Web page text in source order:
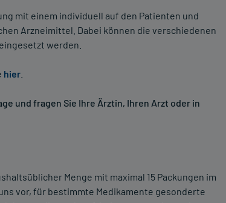
mit einem individuell auf den Patienten und
Arzneimittel. Dabei können die verschiedenen
werden.
hier
und fragen Sie Ihre Ärztin, Ihren Arzt oder in
Menge mit maximal 15 Packungen im
vor, für bestimmte Medikamente gesonderte